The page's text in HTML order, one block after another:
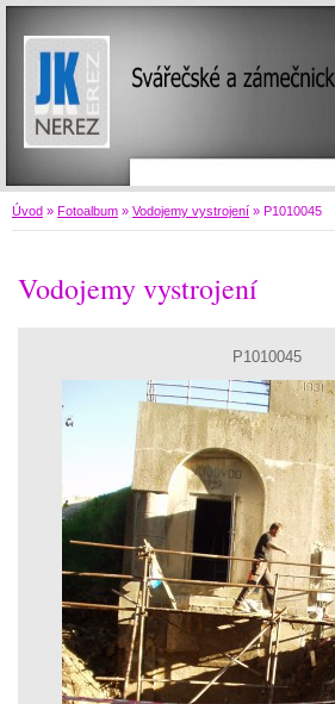
Úvod » Fotoalbum » Vodojemy vystrojení » P1010045
Vodojemy vystrojení
P1010045